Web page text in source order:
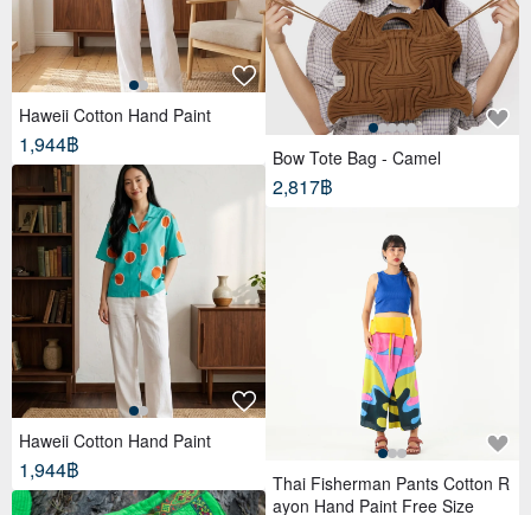
Haweii Cotton Hand Paint
1,944฿
Haweii Cotton Hand Paint
1,944฿
Bow Tote Bag - Camel
2,817฿
Thai Fisherman Pants Cotton R
ayon Hand Paint Free Size